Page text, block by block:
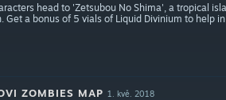
head to 'Zetsubou No Shima', a tropical
a bonus of 5 vials of Liquid Divinium to help
ZOMBIES MAP 1. kvě. 2018